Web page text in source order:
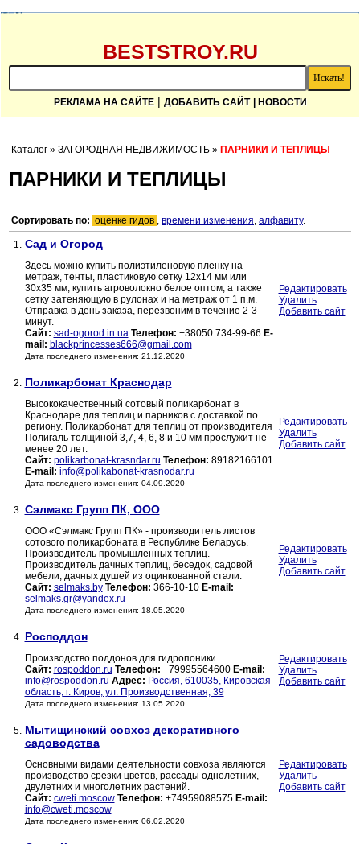
BESTSTROY.RU
РЕКЛАМА НА САЙТЕ| ДОБАВИТЬ САЙТ | НОВОСТИ
Каталог » ЗАГОРОДНАЯ НЕДВИЖИМОСТЬ » ПАРНИКИ И ТЕПЛИЦЫ
ПАРНИКИ И ТЕПЛИЦЫ
Сортировать по: оценке гидов , времени изменения, алфавиту.
1. Сад и Огород
Здесь можно купить полиэтиленовую пленку на
метраж, тенты, пластиковую сетку 12х14 мм или
30х35 мм, купить агроволокно белое оптом, а также
сетку затеняющую в рулонах и на метраж от 1 п.м.
Отправка в день заказа, перезвоним в течение 2-3
минут.
Сайт: sad-ogorod.in.ua Телефон: +38050 734-99-66 E-
mail: blackprincesses666@gmail.com
Дата последнего изменения: 21.12.2020
Редактировать
Удалить
Добавить сайт
2. Поликарбонат Краснодар
Высококачественный сотовый поликарбонат в
Краснодаре для теплиц и парников с доставкой по
региону. Поликарбонат для теплиц от производителя
Полигаль толщиной 3,7, 4, 6, 8 и 10 мм прослужит не
менее 20 лет.
Сайт: polikarbonat-krasndar.ru Телефон: 89182166101
E-mail: info@polikabonat-krasnodar.ru
Дата последнего изменения: 04.09.2020
Редактировать
Удалить
Добавить сайт
3. Сэлмакс Групп ПК, ООО
ООО «Сэлмакс Групп ПК» - производитель листов
сотового поликарбоната в Республике Беларусь.
Производитель промышленных теплиц.
Производитель дачных теплиц, беседок, садовой
мебели, дачных душей из оцинкованной стали.
Сайт: selmaks.by Телефон: 366-10-10 E-mail:
selmaks.gr@yandex.ru
Дата последнего изменения: 18.05.2020
Редактировать
Удалить
Добавить сайт
4. Росподдон
Производство поддонов для гидропоники
Сайт: rospoddon.ru Телефон: +79995564600 E-mail:
info@rospoddon.ru Адрес: Россия, 610035, Кировская
область, г. Киров, ул. Производственная, 39
Дата последнего изменения: 13.05.2020
Редактировать
Удалить
Добавить сайт
5. Мытищинский совхоз декоративного
садоводства
Основными видами деятельности совхоза являются
производство срезки цветов, рассады однолетних,
двулетних и многолетних растений.
Сайт: cweti.moscow Телефон: +74959088575 E-mail:
info@cweti.moscow
Дата последнего изменения: 06.02.2020
Редактировать
Удалить
Добавить сайт